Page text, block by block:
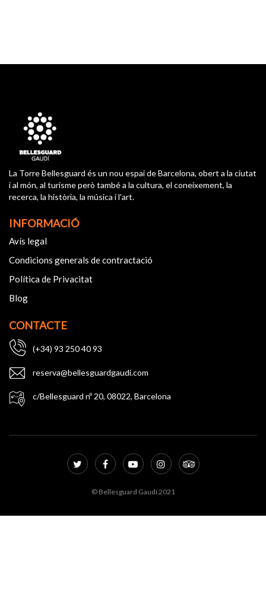
La Torre Bellesguard és un nou espai de Barcelona, obert a la ciutat
i al món, al turisme però també a la cultura, el coneixement, la
recerca, la història, la música i l'art.
INFORMACIÓ
Avís legal
Condicions generals de contractació
Política de Privacitat
Blog
CONTACTE
(+34) 93 250 40 93
reserva@bellesguardgaudi.com
c/Bellesguard nº 20, 08022, Barcelona
© Bellesguard Gaudí 2021